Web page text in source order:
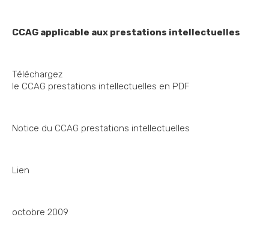
CCAG applicable aux prestations intellectuelles
Téléchargez
le CCAG prestations intellectuelles en PDF
Notice du CCAG prestations intellectuelles
Lien
octobre 2009